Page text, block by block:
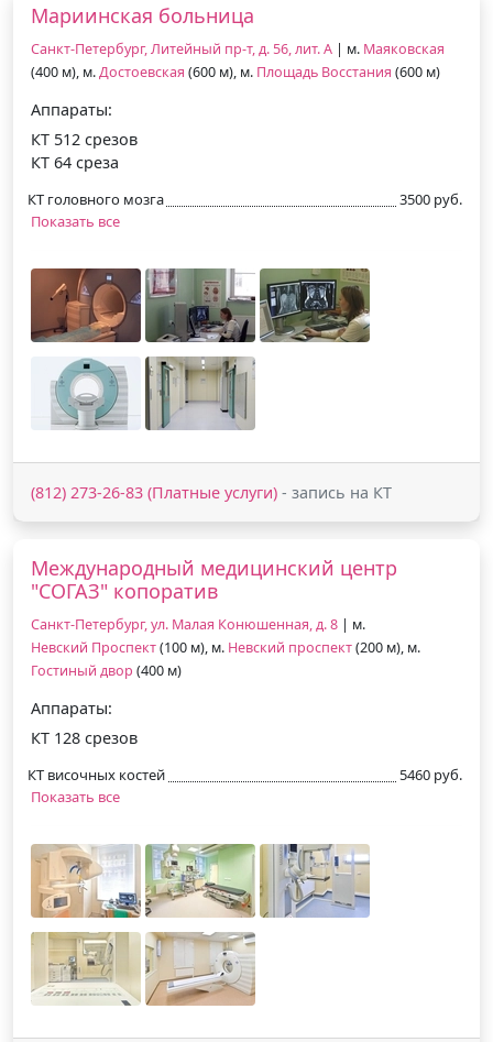
Мариинская больница
Санкт-Петербург, Литейный пр-т, д. 56, лит. А | м. Маяковская
(400 м), м.Достоевская (600 м), м. Площадь Восстания (600 м)
Аппараты:
КТ 512 срезов
КТ 64 среза
КТ головного мозга
3500 руб.
Показать все
(812) 273-26-83 (Платные услуги) - запись на КТ
Международный медицинский центр
"СОГАЗ" копоратив
Санкт-Петербург, ул. Малая Конюшенная, д. 8 | м.
Невский Проспект(100 м), м. Невский проспект(200 м), м.
Гостиный двор (400 м)
Аппараты:
КТ 128 срезов
КТ височных костей
5460 руб.
Показать все